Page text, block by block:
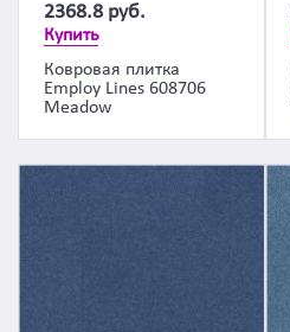
2368.8 руб.
Купить
Ковровая плитка
Employ Lines 608706
Meadow